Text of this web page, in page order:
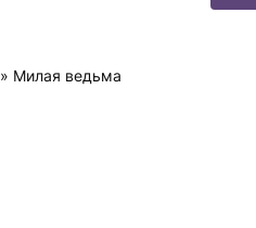
» Милая ведьма